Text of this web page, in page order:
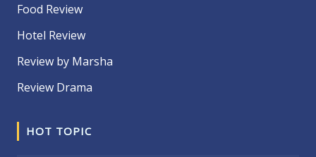
Food Review
Hotel Review
Review by Marsha
Review Drama
HOT TOPIC